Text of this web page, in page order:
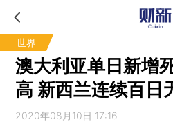
世界
澳大利亚单日新增
高 新西兰连续百日
2020年08月10日 17:16